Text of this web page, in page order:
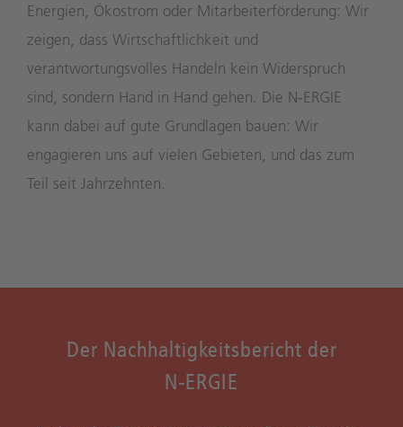
Energien, Ökostrom oder Mitarbeiterförderung: Wir
zeigen, dass Wirtschaftlichkeit und
verantwortungsvolles Handeln kein Widerspruch
sind, sondern Hand in Hand gehen. Die N‑ERGIE
kann dabei auf gute Grundlagen bauen: Wir
engagieren uns auf vielen Gebieten, und das zum
Teil seit Jahrzehnten.
Der Nachhaltigkeitsbericht der
N‑ERGIE